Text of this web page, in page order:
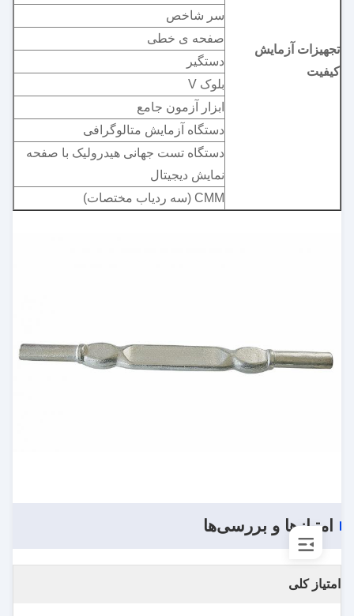
تجهیزات آزمایش
کیفیت
سر شاخص
صفحه ی خطی
دستگير
بلوک V
ابزار آزمون جامع
دستگاه آزمایش متالوگرافی
دستگاه تست جهانی هیدرولیک با صفحه
نمایش دیجیتال
CMM (سه ردیاب مختصات)
امتیازها و بررسی‌ها
امتیاز کلی